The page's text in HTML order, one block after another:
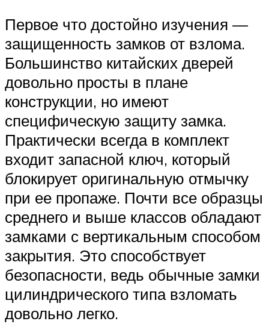
Первое что достойно изучения —
защищенность замков от взлома.
Большинство китайских дверей
довольно просты в плане
конструкции, но имеют
специфическую защиту замка.
Практически всегда в комплект
входит запасной ключ, который
блокирует оригинальную отмычку
при ее пропаже. Почти все образцы
среднего и выше классов обладают
замками с вертикальным способом
закрытия. Это способствует
безопасности, ведь обычные замки
цилиндрического типа взломать
довольно легко.